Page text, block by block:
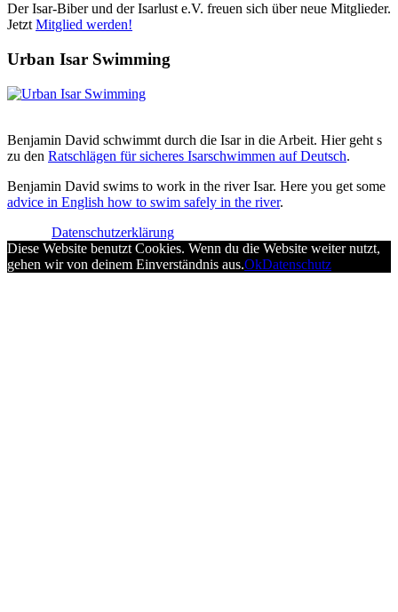
Der Isar-Biber und der Isarlust e.V. freuen sich über neue Mitglieder.
Jetzt Mitglied werden!
Urban Isar Swimming
Benjamin David schwimmt durch die Isar in die Arbeit. Hier geht s
zu den Ratschlägen für sicheres Isarschwimmen auf Deutsch.
Benjamin David swims to work in the river Isar. Here you get some
advice in English how to swim safely in the river.
Datenschutzerklärung
Diese Website benutzt Cookies. Wenn du die Website weiter nutzt,
gehen wir von deinem Einverständnis aus.OkDatenschutz